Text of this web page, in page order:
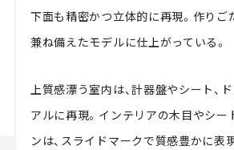
下面も精密かつ立体的に再現。作りご
兼ね備えたモデルに仕上がっている。
上質感漂う室内は、計器盤やシート、
アルに再現。インテリアの木目やシー
ンは、スライドマークで質感豊かに表